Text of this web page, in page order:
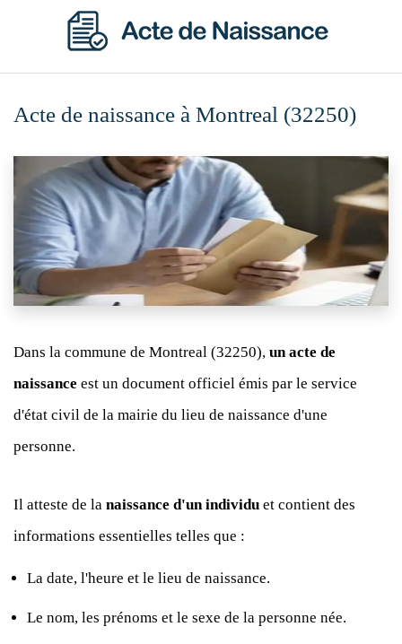
Acte de naissance à Montreal (32250)
Dans la commune de Montreal (32250), un acte de
naissance est un document officiel émis par le service
d'état civil de la mairie du lieu de naissance d'une
personne.
Il atteste de la naissance d'un individu et contient des
informations essentielles telles que :
La date, l'heure et le lieu de naissance.
Le nom, les prénoms et le sexe de la personne née.